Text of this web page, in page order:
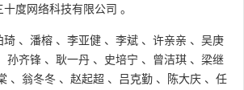
十度网络科技有限公司 。
琦 、 潘榕 、 李亚健 、 李斌 、 许亲亲 、 吴庚
孙齐锋 、 耿一丹 、 史培宁 、 曾洁琪 、 梁继
、 翁冬冬 、 赵起超 、 吕克勤 、 陈大庆 、 任